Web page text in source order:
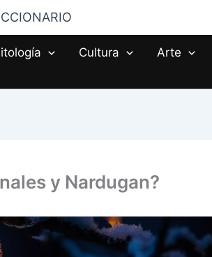
Cultura
Arte
y Nardugan?